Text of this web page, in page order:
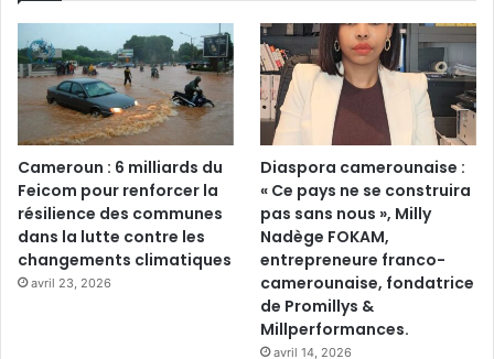
Cameroun : 6 milliards du
Feicom pour renforcer la
résilience des communes
dans la lutte contre les
changements climatiques
avril 23, 2026
Diaspora camerounaise :
« Ce pays ne se construira
pas sans nous », Milly
Nadège FOKAM,
entrepreneure franco-
camerounaise, fondatrice
de Promillys &
Millperformances.
avril 14, 2026